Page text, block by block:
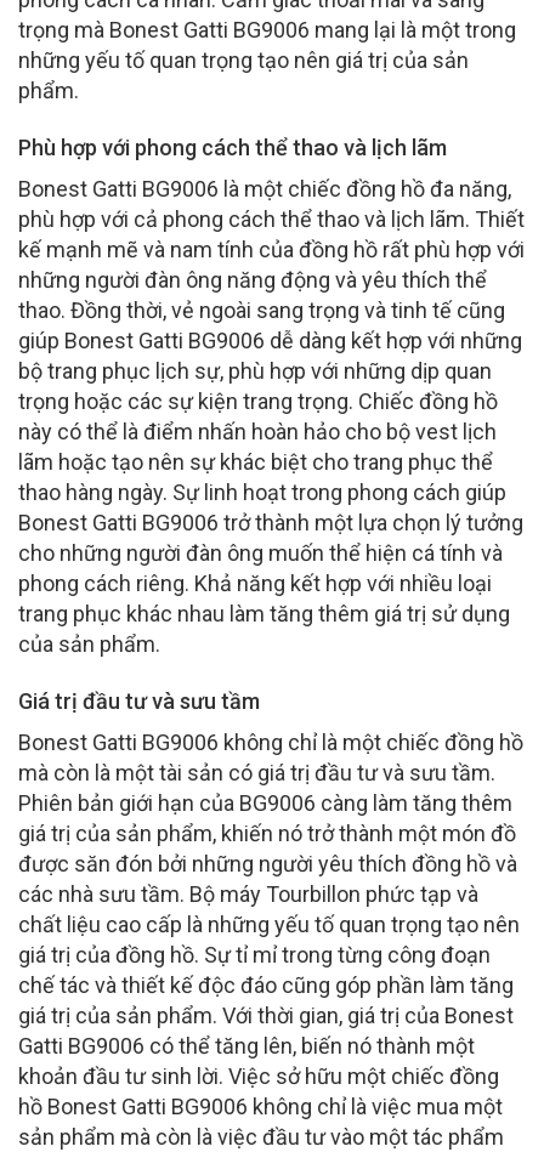
trọng mà Bonest Gatti BG9006 mang lại là một trong
những yếu tố quan trọng tạo nên giá trị của sản
phẩm.
Phù hợp với phong cách thể thao và lịch lãm
Bonest Gatti BG9006 là một chiếc đồng hồ đa năng,
phù hợp với cả phong cách thể thao và lịch lãm. Thiết
kế mạnh mẽ và nam tính của đồng hồ rất phù hợp với
những người đàn ông năng động và yêu thích thể
thao. Đồng thời, vẻ ngoài sang trọng và tinh tế cũng
giúp Bonest Gatti BG9006 dễ dàng kết hợp với những
bộ trang phục lịch sự, phù hợp với những dịp quan
trọng hoặc các sự kiện trang trọng. Chiếc đồng hồ
này có thể là điểm nhấn hoàn hảo cho bộ vest lịch
lãm hoặc tạo nên sự khác biệt cho trang phục thể
thao hàng ngày. Sự linh hoạt trong phong cách giúp
Bonest Gatti BG9006 trở thành một lựa chọn lý tưởng
cho những người đàn ông muốn thể hiện cá tính và
phong cách riêng. Khả năng kết hợp với nhiều loại
trang phục khác nhau làm tăng thêm giá trị sử dụng
của sản phẩm.
Giá trị đầu tư và sưu tầm
Bonest Gatti BG9006 không chỉ là một chiếc đồng hồ
mà còn là một tài sản có giá trị đầu tư và sưu tầm.
Phiên bản giới hạn của BG9006 càng làm tăng thêm
giá trị của sản phẩm, khiến nó trở thành một món đồ
được săn đón bởi những người yêu thích đồng hồ và
các nhà sưu tầm. Bộ máy Tourbillon phức tạp và
chất liệu cao cấp là những yếu tố quan trọng tạo nên
giá trị của đồng hồ. Sự tỉ mỉ trong từng công đoạn
chế tác và thiết kế độc đáo cũng góp phần làm tăng
giá trị của sản phẩm. Với thời gian, giá trị của Bonest
Gatti BG9006 có thể tăng lên, biến nó thành một
khoản đầu tư sinh lời. Việc sở hữu một chiếc đồng
hồ Bonest Gatti BG9006 không chỉ là việc mua một
sản phẩm mà còn là việc đầu tư vào một tác phẩm